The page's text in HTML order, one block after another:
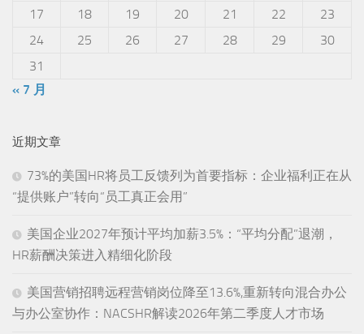
17
18 19 20 21 22
23
24
25 26 27 28 29
30
31
« 7 月
近期文章
73%的美国HR将员工反馈列为首要指标：企业福利正在从
“提供账户”转向“员工真正会用”
美国企业2027年预计平均加薪3.5%：“平均分配”退潮，
HR薪酬决策进入精细化阶段
美国营销招聘远程营销岗位降至13.6%,重新转向混合办公
与办公室协作：NACSHR解读2026年第二季度人才市场